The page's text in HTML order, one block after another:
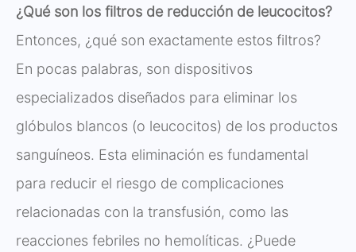
¿Qué son los filtros de reducción de leucocitos?
Entonces, ¿qué son exactamente estos filtros?
En pocas palabras, son dispositivos
especializados diseñados para eliminar los
glóbulos blancos (o leucocitos) de los productos
sanguíneos. Esta eliminación es fundamental
para reducir el riesgo de complicaciones
relacionadas con la transfusión, como las
reacciones febriles no hemolíticas. ¿Puede